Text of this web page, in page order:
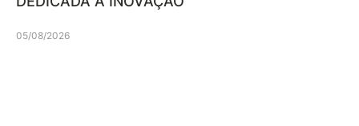
05/08/2026